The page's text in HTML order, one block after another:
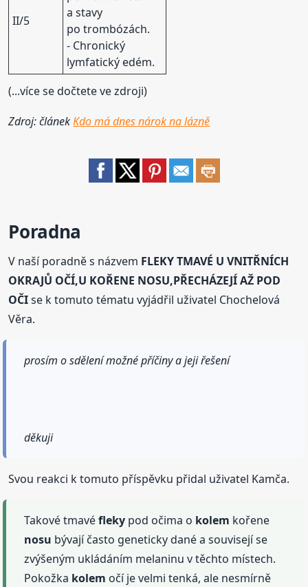
II/5
a stavy
po trombózách.
- Chronický
lymfatický edém.
(...více se dočtete ve zdroji)
Zdroj: článekKdo má dnes nárok na lázně
Poradna
V naší poradně s názvem FLEKY TMAVÉ U VNITŘNÍCH
OKRAJŮ OČÍ,U KOŘENE NOSU,PŘECHÁZEJÍ AŽ POD
OČIse k tomuto tématu vyjádřil uživatel Chochelová
Věra.
prosím o sdělení možné příčiny a jeji řešení
děkuji
Svou reakci k tomuto příspěvku přidal uživatel Kamča.
Takové tmavéfleky pod očima o kolem kořene
nosu bývají často geneticky dané a souvisejí se
zvýšeným ukládáním melaninu v těchto místech.
Pokožka kolem očí je velmi tenká, ale nesmírně